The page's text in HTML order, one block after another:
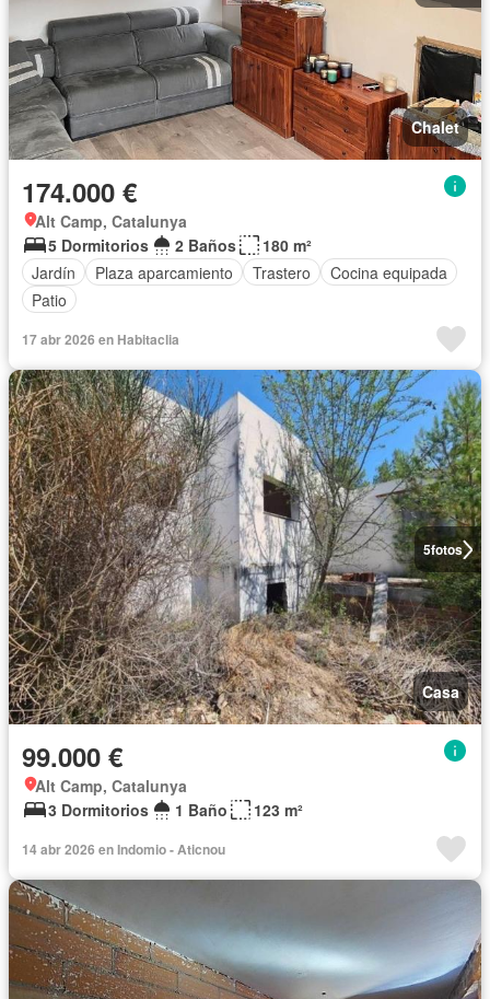
Chalet
174.000 €
Alt Camp, Catalunya
5 Dormitorios
2 Baños
180 m²
Jardín
Plaza aparcamiento Trastero
Cocina equipada
Patio
17 abr 2026 en Habitaclia
5fotos
Casa
99.000 €
Alt Camp, Catalunya
3 Dormitorios
1 Baño 123 m²
14 abr 2026 en Indomio - Aticnou